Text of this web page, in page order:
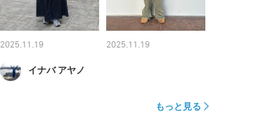
2025.11.19
イナバ アヤノ
2025.11.19
もっと見る